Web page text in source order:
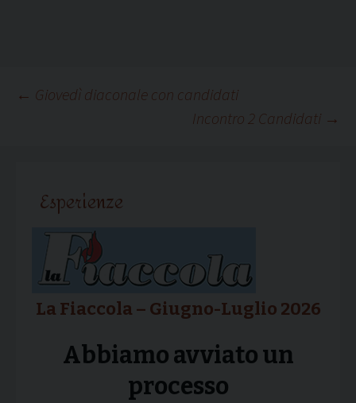
Navigazione
← Giovedì diaconale con candidati
Incontro 2 Candidati →
Esperienze
La Fiaccola – Giugno-Luglio 2026
Abbiamo avviato un
processo